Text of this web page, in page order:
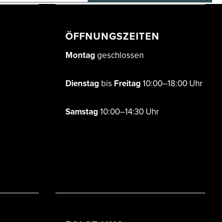
ÖFFNUNGSZEITEN
Montag geschlossen
Dienstag bis Freitag 10:00–18:00 Uhr
Samstag 10:00–14:30 Uhr